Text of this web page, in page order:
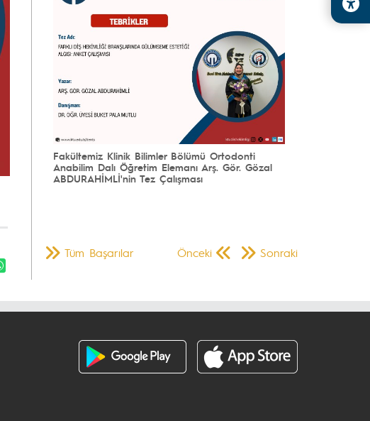
Fakültemiz Klinik Bilimler Bölümü Ortodonti
Anabilim Dalı Öğretim Elemanı Arş. Gör. Gözal
ABDURAHİMLİ'nin Tez Çalışması
Önceki Sonraki
Tüm Başarılar